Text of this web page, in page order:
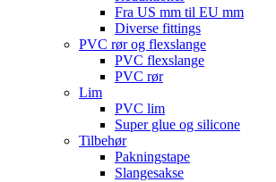
Fra US mm til EU mm
Diverse fittings
PVC rør og flexslange
PVC flexslange
PVC rør
Lim
PVC lim
Super glue og silicone
Tilbehør
Pakningstape
Slangesakse